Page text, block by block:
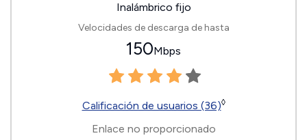
Inalámbrico fijo
Velocidades de descarga de hasta
150Mbps
Calificación de usuarios (36)◊
Enlace no proporcionado